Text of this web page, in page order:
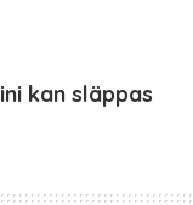
kan släppas